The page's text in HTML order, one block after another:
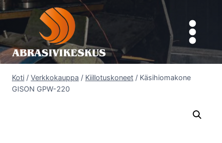
Siirry
sisältöön
Koti / Verkkokauppa / Kiillotuskoneet / Käsihiomakone
GISON GPW-220